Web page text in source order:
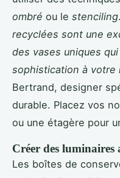
ombré ou le stenciling.
recyclées sont une
des vases uniques
sophistication à votre
Bertrand, designer
durable. Placez vos
ou une étagère pour
Créer des luminaires
Les boîtes de